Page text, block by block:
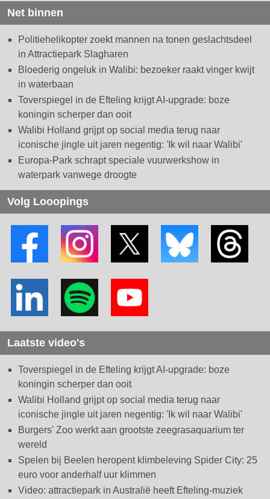
Net binnen
Politiehelikopter zoekt mannen na tonen geslachtsdeel
in Attractiepark Slagharen
Bloederig ongeluk in Walibi: bezoeker raakt vinger kwijt
in waterbaan
Toverspiegel in de Efteling krijgt AI-upgrade: boze
koningin scherper dan ooit
Walibi Holland grijpt op social media terug naar
iconische jingle uit jaren negentig: 'Ik wil naar Walibi'
Europa-Park schrapt speciale vuurwerkshow in
waterpark vanwege droogte
Volg Looopings
Laatste video's
Toverspiegel in de Efteling krijgt AI-upgrade: boze
koningin scherper dan ooit
Walibi Holland grijpt op social media terug naar
iconische jingle uit jaren negentig: 'Ik wil naar Walibi'
Burgers' Zoo werkt aan grootste zeegrasaquarium ter
wereld
Spelen bij Beelen heropent klimbeleving Spider City: 25
euro voor anderhalf uur klimmen
Video: attractiepark in Australië heeft Efteling-muziek